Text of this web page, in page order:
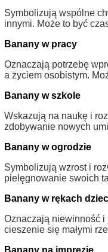
Symbolizują wspólne
innymi. Może to być
Banany w pracy
Oznaczają potrzebę
a życiem osobistym.
Banany w szkole
Wskazują na naukę i
zdobywanie nowych
Banany w ogrodzie
Symbolizują wzrost i
pielęgnowanie swoich
Banany w rękach
Oznaczają niewinność i
cieszenie się małymi
Banany na imprezie